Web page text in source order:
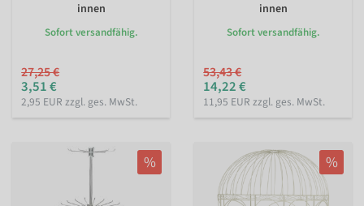
innen
Sofort versandfähig.
27,25 €
3,51 €
2,95 EUR zzgl. ges. MwSt.
innen
Sofort versandfähig.
53,43 €
14,22 €
11,95 EUR zzgl. ges. MwSt.
% %